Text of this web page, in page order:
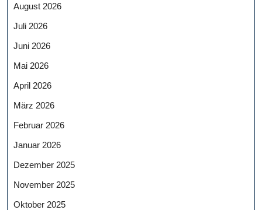
August 2026
Juli 2026
Juni 2026
Mai 2026
April 2026
März 2026
Februar 2026
Januar 2026
Dezember 2025
November 2025
Oktober 2025